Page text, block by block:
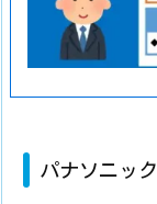
パナソニック